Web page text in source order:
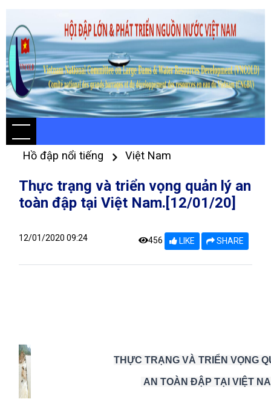
Hồ đập nổi tiếng Việt Nam
Thực trạng và triển vọng quản lý an
toàn đập tại Việt Nam.[12/01/20]
12/01/2020 09:24 456 LIKE SHARE
THỰC TRẠNG VÀ TRIỂN VỌNG
AN TOÀN ĐẬP TẠI VIỆT